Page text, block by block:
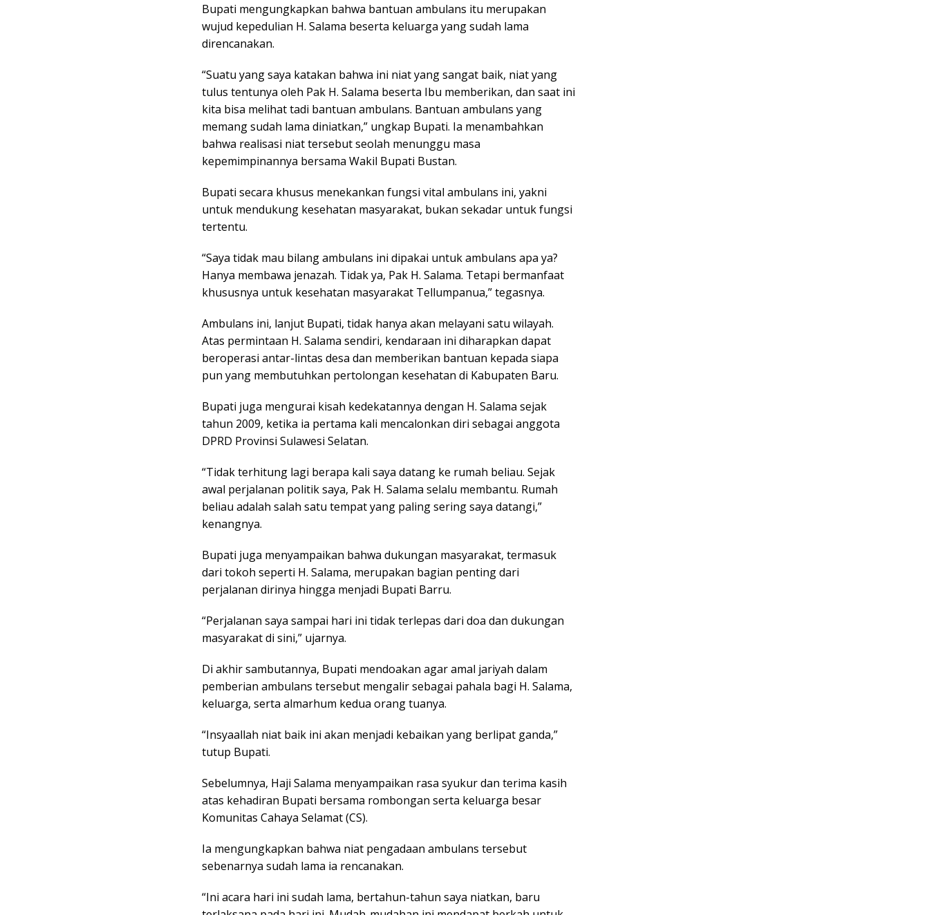
Bupati mengungkapkan bahwa bantuan ambulans itu merupakan
wujud kepedulian H. Salama beserta keluarga yang sudah lama
direncanakan.
“Suatu yang saya katakan bahwa ini niat yang sangat baik, niat yang
tulus tentunya oleh Pak H. Salama beserta Ibu memberikan, dan saat ini
kita bisa melihat tadi bantuan ambulans. Bantuan ambulans yang
memang sudah lama diniatkan,” ungkap Bupati. Ia menambahkan
bahwa realisasi niat tersebut seolah menunggu masa
kepemimpinannya bersama Wakil Bupati Bustan.
Bupati secara khusus menekankan fungsi vital ambulans ini, yakni
untuk mendukung kesehatan masyarakat, bukan sekadar untuk fungsi
tertentu.
“Saya tidak mau bilang ambulans ini dipakai untuk ambulans apa ya?
Hanya membawa jenazah. Tidak ya, Pak H. Salama. Tetapi bermanfaat
khususnya untuk kesehatan masyarakat Tellumpanua,” tegasnya.
Ambulans ini, lanjut Bupati, tidak hanya akan melayani satu wilayah.
Atas permintaan H. Salama sendiri, kendaraan ini diharapkan dapat
beroperasi antar-lintas desa dan memberikan bantuan kepada siapa
pun yang membutuhkan pertolongan kesehatan di Kabupaten Baru.
Bupati juga mengurai kisah kedekatannya dengan H. Salama sejak
tahun 2009, ketika ia pertama kali mencalonkan diri sebagai anggota
DPRD Provinsi Sulawesi Selatan.
“Tidak terhitung lagi berapa kali saya datang ke rumah beliau. Sejak
awal perjalanan politik saya, Pak H. Salama selalu membantu. Rumah
beliau adalah salah satu tempat yang paling sering saya datangi,”
kenangnya.
Bupati juga menyampaikan bahwa dukungan masyarakat, termasuk
dari tokoh seperti H. Salama, merupakan bagian penting dari
perjalanan dirinya hingga menjadi Bupati Barru.
“Perjalanan saya sampai hari ini tidak terlepas dari doa dan dukungan
masyarakat di sini,” ujarnya.
Di akhir sambutannya, Bupati mendoakan agar amal jariyah dalam
pemberian ambulans tersebut mengalir sebagai pahala bagi H. Salama,
keluarga, serta almarhum kedua orang tuanya.
“Insyaallah niat baik ini akan menjadi kebaikan yang berlipat ganda,”
tutup Bupati.
Sebelumnya, Haji Salama menyampaikan rasa syukur dan terima kasih
atas kehadiran Bupati bersama rombongan serta keluarga besar
Komunitas Cahaya Selamat (CS).
Ia mengungkapkan bahwa niat pengadaan ambulans tersebut
sebenarnya sudah lama ia rencanakan.
“Ini acara hari ini sudah lama, bertahun-tahun saya niatkan, baru